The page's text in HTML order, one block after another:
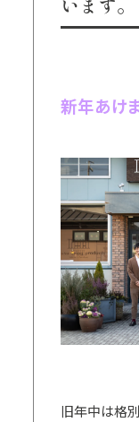
新年あけ
旧年中は格